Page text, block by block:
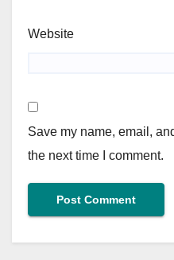
Website
Save my name, email,
the next time I comment.